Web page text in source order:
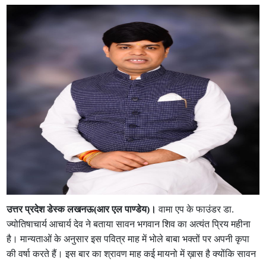
उत्तर प्रदेश डेस्क लखनऊ(आर एल पाण्डेय)।वामा एप के फाउंडर डा.
ज्योतिषाचार्य आचार्य देव ने बताया सावन भगवान शिव का अत्यंत प्रिय महीना
है। मान्यताओं के अनुसार इस पवित्र माह में भोले बाबा भक्तों पर अपनी कृपा
की वर्षा करते हैं। इस बार का श्रावण माह कई मायनो में ख़ास है क्योंकि सावन